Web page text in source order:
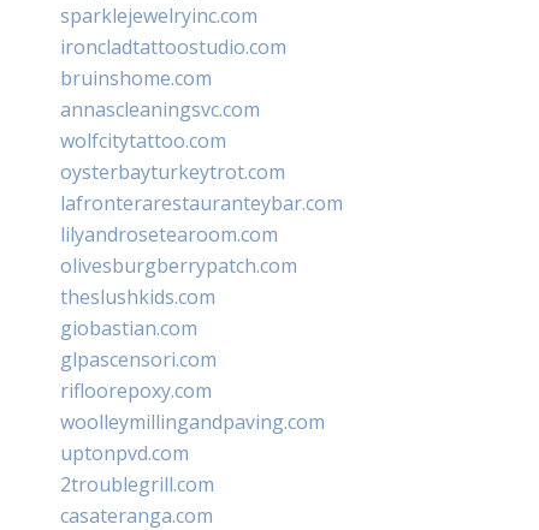
sparklejewelryinc.com
ironcladtattoostudio.com
bruinshome.com
annascleaningsvc.com
wolfcitytattoo.com
oysterbayturkeytrot.com
lafronterarestauranteybar.com
lilyandrosetearoom.com
olivesburgberrypatch.com
theslushkids.com
giobastian.com
glpascensori.com
rifloorepoxy.com
woolleymillingandpaving.com
uptonpvd.com
2troublegrill.com
casateranga.com